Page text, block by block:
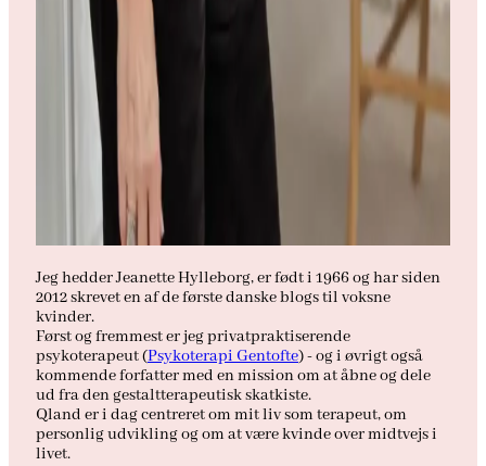
Jeg hedder Jeanette Hylleborg, er født i 1966 og har siden
2012 skrevet en af de første danske blogs til voksne
kvinder.
Først og fremmest er jeg privatpraktiserende
psykoterapeut (Psykoterapi Gentofte) - og i øvrigt også
kommende forfatter med en mission om at åbne og dele
ud fra den gestaltterapeutisk skatkiste.
Qland er i dag centreret om mit liv som terapeut, om
personlig udvikling og om at være kvinde over midtvejs i
livet.